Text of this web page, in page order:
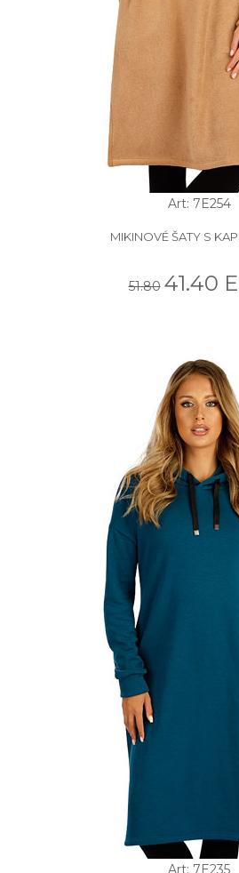
Art: 7E254
MIKINOVÉ ŠATY S
51.80 41.40
Art: 7E235